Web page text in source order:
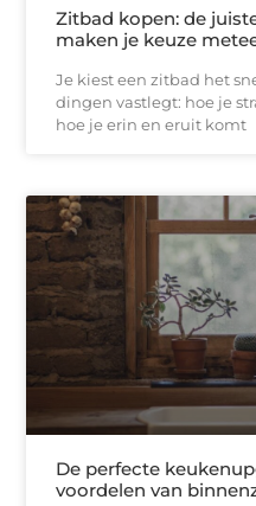
Zitbad kopen: de
maken je keuze
Je kiest een zitbad het
dingen vastlegt: hoe je
hoe je erin en eruit komt
De perfecte
voordelen van